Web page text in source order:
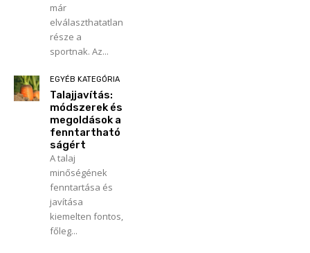
már
elválaszthatatlan
része a
sportnak. Az...
EGYÉB KATEGÓRIA
Talajjavítás:
módszerek és
megoldások a
fenntartható
ságért
A talaj
minőségének
fenntartása és
javítása
kiemelten fontos,
főleg...